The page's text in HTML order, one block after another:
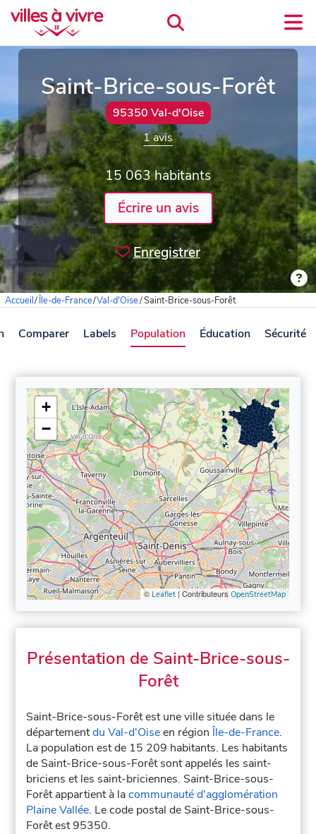
Saint-Brice-sous-Forêt
95350 Val-d'Oise
1 avis
15 063 habitants
Écrire un avis
Enregistrer
Accueil/Île-de-France/Val-d'Oise/Saint-Brice-sous-Forêt
Comparer Labels Population Éducation Sécurité
+
−
© Leaflet| Contributeurs OpenStreetMap
Présentation de Saint-Brice-sous-
Forêt
Saint-Brice-sous-Forêt est une ville située dans le
départementdu Val-d'Oiseen régionÎle-de-France.
La population est de 15 209 habitants. Les habitants
de Saint-Brice-sous-Forêt sont appelés les saint-
briciens et les saint-briciennes. Saint-Brice-sous-
Forêt appartient à lacommunauté d'agglomération
Plaine Vallée. Le code postal de Saint-Brice-sous-
Forêt est 95350.